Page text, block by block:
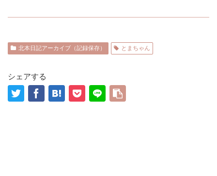
北本日記アーカイブ（記録保存） とまちゃん
シェアする